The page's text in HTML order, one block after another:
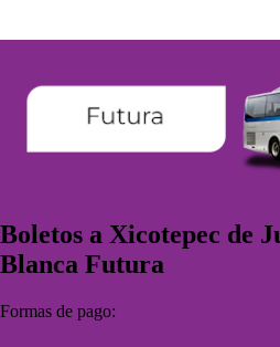
Boletos a Xicotepec de
Blanca Futura
Formas de pago: